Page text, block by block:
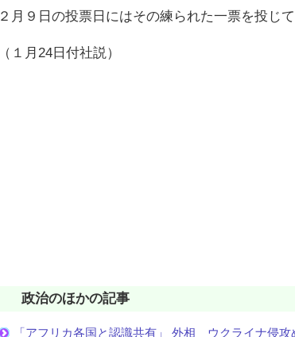
２月９日の投票日にはその練られた一票を投じて
（１月24日付社説）
政治のほかの記事
「アフリカ各国と認識共有」 外相 ウクライナ侵攻